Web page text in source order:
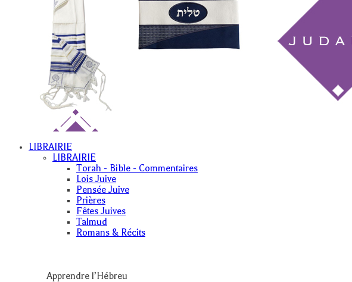
LIBRAIRIE
LIBRAIRIE
Torah - Bible - Commentaires
Lois Juive
Pensée Juive
Prières
Fêtes Juives
Talmud
Romans & Récits
Apprendre l’Hébreu